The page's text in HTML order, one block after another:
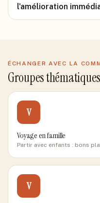
l'amélioration
ÉCHANGER AVEC LA
Groupes
V
Voyage en famille
Partir avec enfants : bons
V